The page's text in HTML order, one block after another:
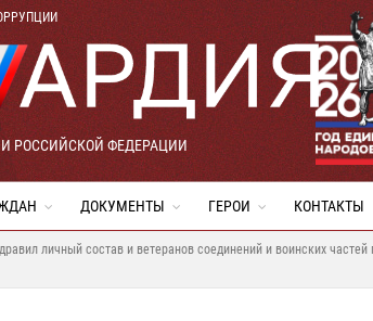
РОССИЙСКОЙ ФЕДЕРАЦИИ
ДОКУМЕНТЫ ГЕРОИ КОНТАКТЫ
личный состав и ветеранов соединений и воинских